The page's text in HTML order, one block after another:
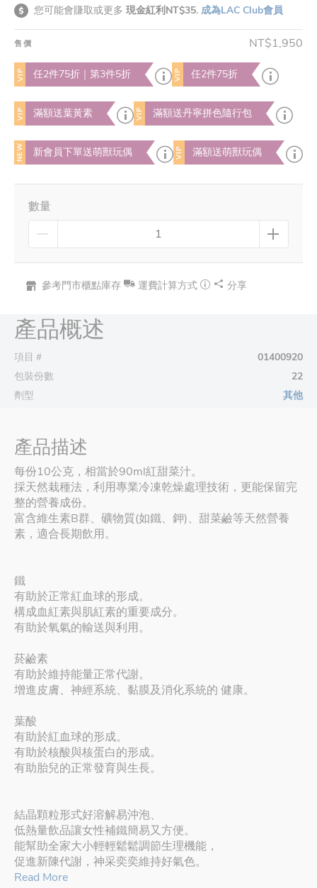
您可能會賺取或更多 現金紅利NT$35. 成為LAC Club會員
售價 NT$1,950
VIP 任2件75折｜第3件5折 VIP 任2件75折
VIP 滿額送葉黃素 VIP 滿額送丹寧拼色隨行包
NEW 新會員下單送萌獸玩偶 VIP 滿額送萌獸玩偶
數量
參考門市櫃點庫存 運費計算方式 分享
產品概述
項目＃
01400920
包裝份數
22
劑型
其他
產品描述
每份10公克，相當於90ml紅甜菜汁。
採天然栽種法，利用專業冷凍乾燥處理技術，更能保留完
整的營養成份。
富含維生素B群、礦物質(如鐵、鉀)、甜菜鹼等天然營養
素，適合長期飲用。
鐵
有助於正常紅血球的形成。
構成血紅素與肌紅素的重要成分。
有助於氧氣的輸送與利用。
菸鹼素
有助於維持能量正常代謝。
增進皮膚、神經系統、黏膜及消化系統的 健康。
葉酸
有助於紅血球的形成。
有助於核酸與核蛋白的形成。
有助胎兒的正常發育與生長。
結晶顆粒形式好溶解易沖泡、
低熱量飲品讓女性補鐵簡易又方便。
能幫助全家大小輕輕鬆鬆調節生理機能，
促進新陳代謝，神采奕奕維持好氣色。
Read More